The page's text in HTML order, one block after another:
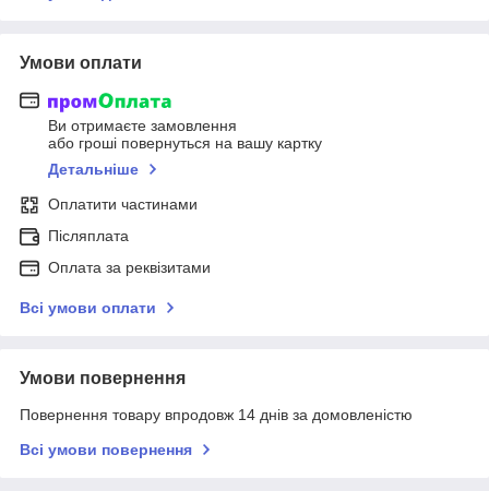
Умови оплати
Ви отримаєте замовлення
або гроші повернуться на вашу картку
Детальніше
Оплатити частинами
Післяплата
Оплата за реквізитами
Всі умови оплати
Умови повернення
Повернення товару впродовж 14 днів за домовленістю
Всі умови повернення